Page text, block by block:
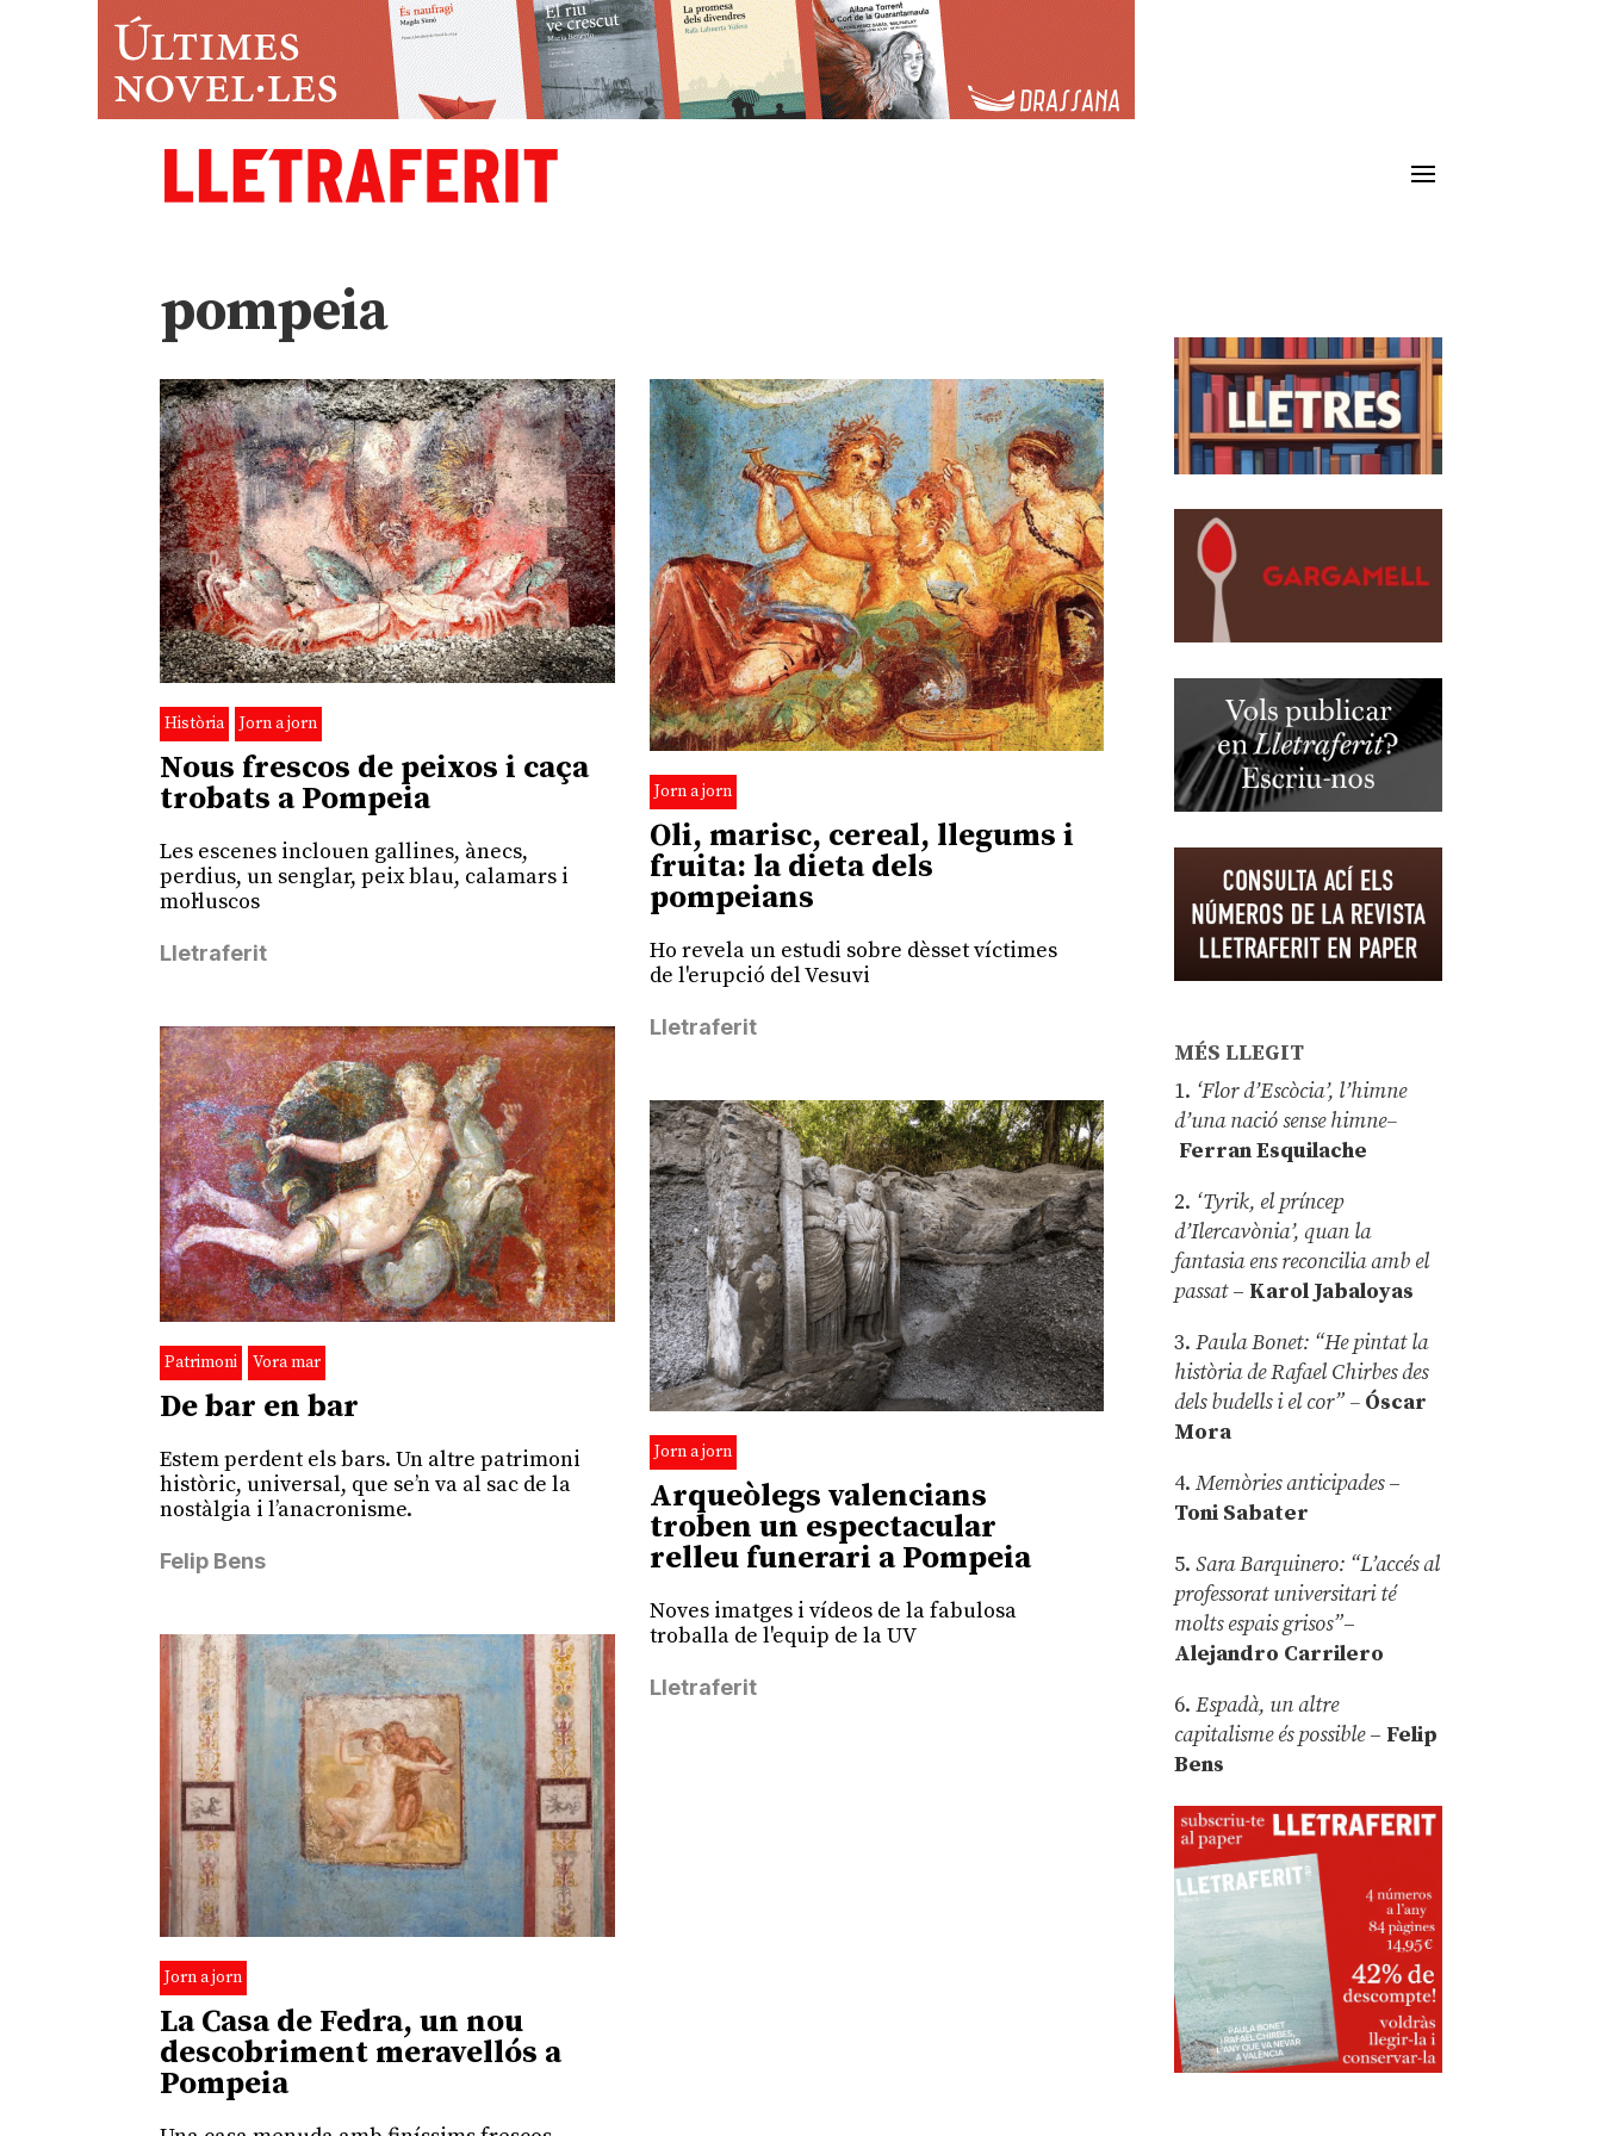
pompeia
Història Jorn a jorn
Nous frescos de peixos i caça
trobats a Pompeia
Les escenes inclouen gallines, ànecs,
perdius, un senglar, peix blau, calamars i
mol·luscos
Lletraferit
Jorn a jorn
Oli, marisc, cereal, llegums i
fruita: la dieta dels
pompeians
Ho revela un estudi sobre dèsset víctimes
de l'erupció del Vesuvi
Lletraferit
Patrimoni Vora mar
De bar en bar
Estem perdent els bars. Un altre patrimoni
històric, universal, que se’n va al sac de la
nostàlgia i l’anacronisme.
Felip Bens
Jorn a jorn
Arqueòlegs valencians
troben un espectacular
relleu funerari a Pompeia
Noves imatges i vídeos de la fabulosa
troballa de l'equip de la UV
Lletraferit
Jorn a jorn
La Casa de Fedra, un nou
descobriment meravellós a
Pompeia
MÉS LLEGIT
1. ‘Flor d’Escòcia’, l’himne
d’una nació sense himne–
Ferran Esquilache
2. ‘Tyrik, el príncep
d’Ilercavònia’, quan la
fantasia ens reconcilia amb el
passat– Karol Jabaloyas
3.Paula Bonet: “He pintat la
història de Rafael Chirbes des
dels budells i el cor” – Óscar
Mora
4.Memòries anticipades–
Toni Sabater
5.Sara Barquinero: “L’accés al
professorat universitari té
molts espais grisos”–
Alejandro Carrilero
6.Espadà, un altre
capitalisme és possible – Felip
Bens